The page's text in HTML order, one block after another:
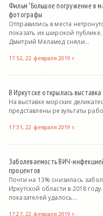
Фильм "Большое погружение в
фотографы
Отправились в места
показать их широкой
Дмитрий Меламед сняли...
17:52, 22 февраля 2019 г.
В Иркутске открылась
На выставке морских
представлены результаты
17:31, 22 февраля 2019 г.
Заболеваемость ВИЧ-
процентов
Почти на 13% снизилась
Иркутской области в 2018
показателей удалось...
17:27, 22 февраля 2019 г.